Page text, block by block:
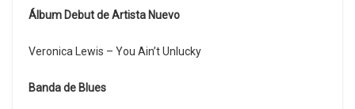
Álbum Debut de Artista Nuevo
Veronica Lewis – You Ain’t Unlucky
Banda de Blues